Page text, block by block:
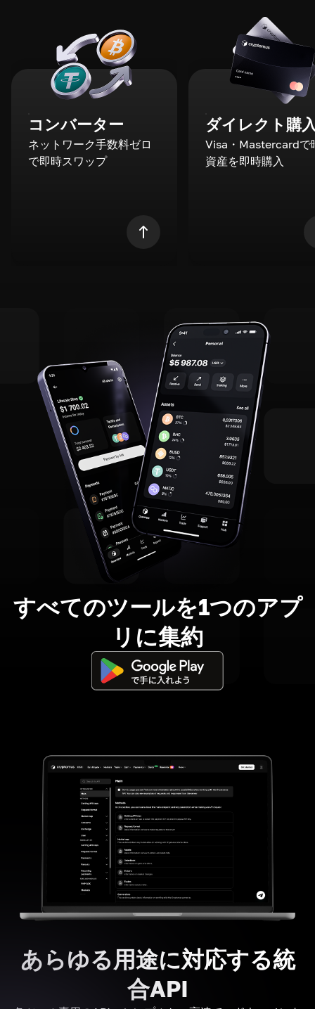
コンバーター
ネットワーク手数料ゼロ
で即時スワップ
ダイレクト購
Visa・Mastercardで
資産を即時購入
すべてのツールを1つのアプ
リに集約
あらゆる用途に対応する統
合API